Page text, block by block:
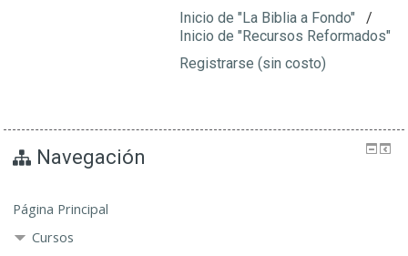
Inicio de "La Biblia a Fondo"/
Inicio de "Recursos Reformados"
Registrarse (sin costo)
Navegación
Página Principal
Cursos